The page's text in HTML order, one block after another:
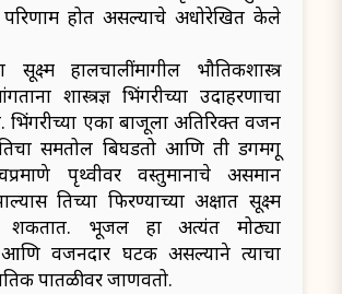
परिणाम होत असल्याचे अधोरेखित केले
सूक्ष्म हालचालींमागील भौतिकशास्त्र
शास्त्रज्ञ भिंगरीच्या उदाहरणाचा
भिंगरीच्या एका बाजूला अतिरिक्त वजन
समतोल बिघडतो आणि ती डगमगू
पृथ्वीवर वस्तुमानाचे असमान
तिच्या फिरण्याच्या अक्षात सूक्ष्म
भूजल हा अत्यंत मोठ्या
आणि वजनदार घटक असल्याने त्याचा
पातळीवर जाणवतो.